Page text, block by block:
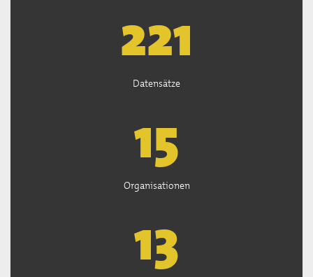
222
Datensätze
15
Organisationen
13